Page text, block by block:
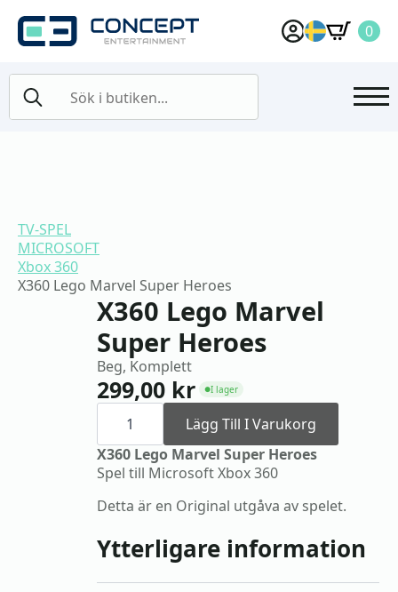
0
for:
TV-SPEL
MICROSOFT
Xbox 360
X360 Lego Marvel Super Heroes
X360 Lego Marvel
Super Heroes
Beg, Komplett
299,00 kr ●I lager
X360
Lego
Super
Heroes
mängd
Lägg Till I Varukorg
X360 Lego Marvel Super Heroes
Spel till Microsoft Xbox 360
Detta är en Original utgåva av spelet.
Ytterligare information